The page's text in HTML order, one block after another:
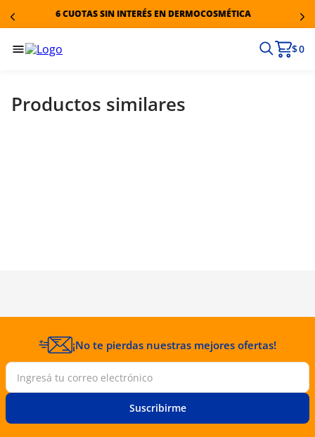
6 CUOTAS SIN INTERÉS EN DERMOCOSMÉTICA
$ 0
Productos similares
¡No te pierdas nuestras mejores ofertas!
Suscribirme